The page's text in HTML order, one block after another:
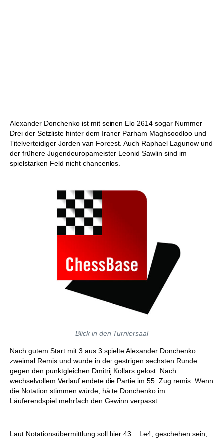
Alexander Donchenko ist mit seinen Elo 2614 sogar Nummer
Drei der Setzliste hinter dem Iraner Parham Maghsoodloo und
Titelverteidiger Jorden van Foreest. Auch Raphael Lagunow und
der frühere Jugendeuropameister Leonid Sawlin sind im
spielstarken Feld nicht chancenlos.
Blick in den Turniersaal
Nach gutem Start mit 3 aus 3 spielte Alexander Donchenko
zweimal Remis und wurde in der gestrigen sechsten Runde
gegen den punktgleichen Dmitrij Kollars gelost. Nach
wechselvollem Verlauf endete die Partie im 55. Zug remis. Wenn
die Notation stimmen würde, hätte Donchenko im
Läuferendspiel mehrfach den Gewinn verpasst.
Laut Notationsübermittlung soll hier 43... Le4, geschehen sein,